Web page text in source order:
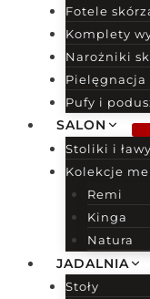
Fotele
Komplety
Narożniki
Pielęgnacja
Pufy i
SALON
Stoliki i ławy
Kolekcje
Remi
Kinga
Natura
JADALNIA
Stoły